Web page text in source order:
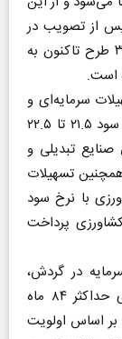
میلیارد تومان پس از تصویب در
کارگروه ملی به بانک کشاورزی معرفی و تعداد ۳ طرح تاکنون به
سرمایه‌ای و
سرمایه در گردش بخش آب و کشاورزی با نرخ سود ۲۱.۵ تا ۲۲.۵
تبدیلی و
سود ۲۲ تا ۲۳ درصد و همچنین تسهیلات
با نرخ سود
پرداخت
در گردش،
یک‌ساله و بازپرداخت برای طرح‌های سرمایه‌ای حداکثر ۸۴ ماه
بر اساس اولویت